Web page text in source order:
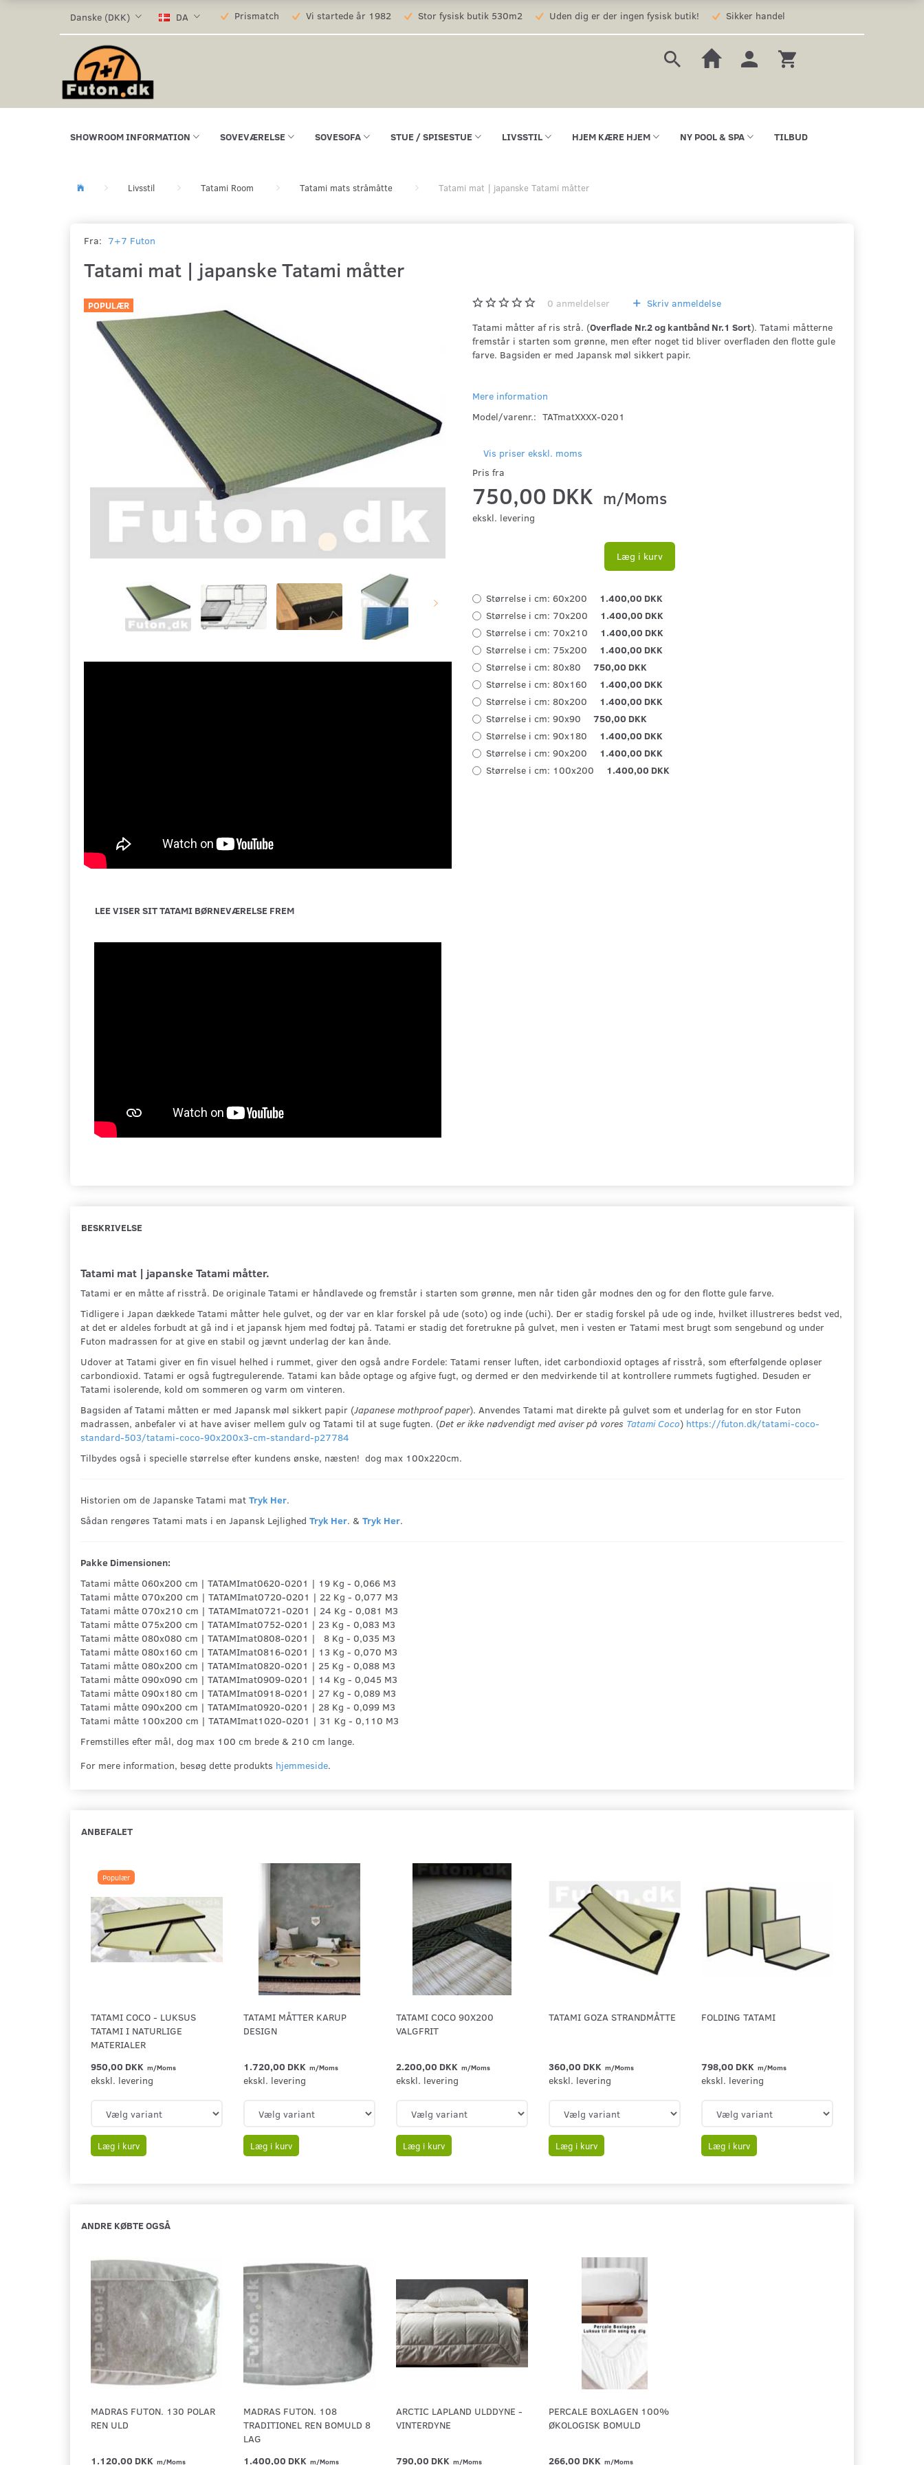
Danske (DKK) DA Prismatch Vi startede år 1982 Stor fysisk butik 530m2 Uden dig er der ingen fysisk butik! Sikker handel
SHOWROOM INFORMATION SOVEVÆRELSE SOVESOFA STUE / SPISESTUE LIVSSTIL HJEM KÆRE HJEM NY POOL & SPA TILBUD
Livsstil Tatami Room Tatami mats stråmåtte Tatami mat | japanske Tatami måtter
Fra: 7+7 Futon
Tatami mat | japanske Tatami måtter
POPULÆR
LEE VISER SIT TATAMI BØRNEVÆRELSE FREM
0 anmeldelser
Skriv anmeldelse
Tatami måtter af ris strå. (Overflade Nr.2 og kantbånd Nr.1 Sort). Tatami måtterne
fremstår i starten som grønne, men efter noget tid bliver overfladen den flotte gule
farve. Bagsiden er med Japansk møl sikkert papir.
Mere information
Model/varenr.: TATmatXXXX-0201
Vis priser ekskl. moms
Pris fra
750,00 DKK m/Moms
ekskl. levering
Læg i kurv
Størrelse i cm: 60x200
1.400,00 DKK
Størrelse i cm: 70x200
1.400,00 DKK
Størrelse i cm: 70x210
1.400,00 DKK
Størrelse i cm: 75x200
1.400,00 DKK
Størrelse i cm: 80x80
750,00 DKK
Størrelse i cm: 80x160
1.400,00 DKK
Størrelse i cm: 80x200
1.400,00 DKK
Størrelse i cm: 90x90
750,00 DKK
Størrelse i cm: 90x180
1.400,00 DKK
Størrelse i cm: 90x200
1.400,00 DKK
Størrelse i cm: 100x200 1.400,00 DKK
BESKRIVELSE
Tatami mat | japanske Tatami måtter.
Tatami er en måtte af risstrå. De originale Tatami er håndlavede og fremstår i starten som grønne, men når tiden går modnes den og for den flotte gule farve.
Tidligere i Japan dækkede Tatami måtter hele gulvet, og der var en klar forskel på ude (soto) og inde (uchi). Der er stadig forskel på ude og inde, hvilket illustreres bedst ved,
at det er aldeles forbudt at gå ind i et japansk hjem med fodtøj på. Tatami er stadig det foretrukne på gulvet, men i vesten er Tatami mest brugt som sengebund og under
Futon madrassen for at give en stabil og jævnt underlag der kan ånde.
Udover at Tatami giver en fin visuel helhed i rummet, giver den også andre Fordele: Tatami renser luften, idet carbondioxid optages af risstrå, som efterfølgende opløser
carbondioxid. Tatami er også fugtregulerende. Tatami kan både optage og afgive fugt, og dermed er den medvirkende til at kontrollere rummets fugtighed. Desuden er
Tatami isolerende, kold om sommeren og varm om vinteren.
Bagsiden af Tatami måtten er med Japansk møl sikkert papir (Japanese mothproof paper). Anvendes Tatami mat direkte på gulvet som et underlag for en stor Futon
madrassen, anbefaler vi at have aviser mellem gulv og Tatami til at suge fugten. (Det er ikke nødvendigt med aviser på vores Tatami Coco) https://futon.dk/tatami-coco-
standard-503/tatami-coco-90x200x3-cm-standard-p27784
Tilbydes også i specielle størrelse efter kundens ønske, næsten! dog max 100x220cm.
Historien om de Japanske Tatami mat Tryk Her.
Sådan rengøres Tatami mats i en Japansk Lejlighed Tryk Her. & Tryk Her.
Pakke Dimensionen:
Tatami måtte 060x200 cm | TATAMImat0620-0201 | 19 Kg - 0,066 M3
Tatami måtte 070x200 cm | TATAMImat0720-0201 | 22 Kg - 0,077 M3
Tatami måtte 070x210 cm | TATAMImat0721-0201 | 24 Kg - 0,081 M3
Tatami måtte 075x200 cm | TATAMImat0752-0201 | 23 Kg - 0,083 M3
Tatami måtte 080x080 cm | TATAMImat0808-0201 | 8 Kg - 0,035 M3
Tatami måtte 080x160 cm | TATAMImat0816-0201 | 13 Kg - 0,070 M3
Tatami måtte 080x200 cm | TATAMImat0820-0201 | 25 Kg - 0,088 M3
Tatami måtte 090x090 cm | TATAMImat0909-0201 | 14 Kg - 0,045 M3
Tatami måtte 090x180 cm | TATAMImat0918-0201 | 27 Kg - 0,089 M3
Tatami måtte 090x200 cm | TATAMImat0920-0201 | 28 Kg - 0,099 M3
Tatami måtte 100x200 cm | TATAMImat1020-0201 | 31 Kg - 0,110 M3
Fremstilles efter mål, dog max 100 cm brede & 210 cm lange.
For mere information, besøg dette produkts hjemmeside.
ANBEFALET
Populær
TATAMI COCO - LUKSUS
TATAMI I NATURLIGE
MATERIALER
950,00 DKK m/Moms
ekskl. levering
Læg i kurv
TATAMI MÅTTER KARUP
DESIGN
1.720,00 DKK m/Moms
ekskl. levering
Læg i kurv
TATAMI COCO 90X200
VALGFRIT
2.200,00 DKK m/Moms
ekskl. levering
Læg i kurv
TATAMI GOZA STRANDMÅTTE
360,00 DKK m/Moms
ekskl. levering
Læg i kurv
FOLDING TATAMI
798,00 DKK m/Moms
ekskl. levering
Læg i kurv
ANDRE KØBTE OGSÅ
MADRAS FUTON. 130 POLAR
REN ULD
1.120,00 DKK m/Moms
MADRAS FUTON. 108
TRADITIONEL REN BOMULD 8
LAG
1.400,00 DKK m/Moms
ARCTIC LAPLAND ULDDYNE -
VINTERDYNE
790,00 DKK m/Moms
PERCALE BOXLAGEN 100%
ØKOLOGISK BOMULD
266,00 DKK m/Moms